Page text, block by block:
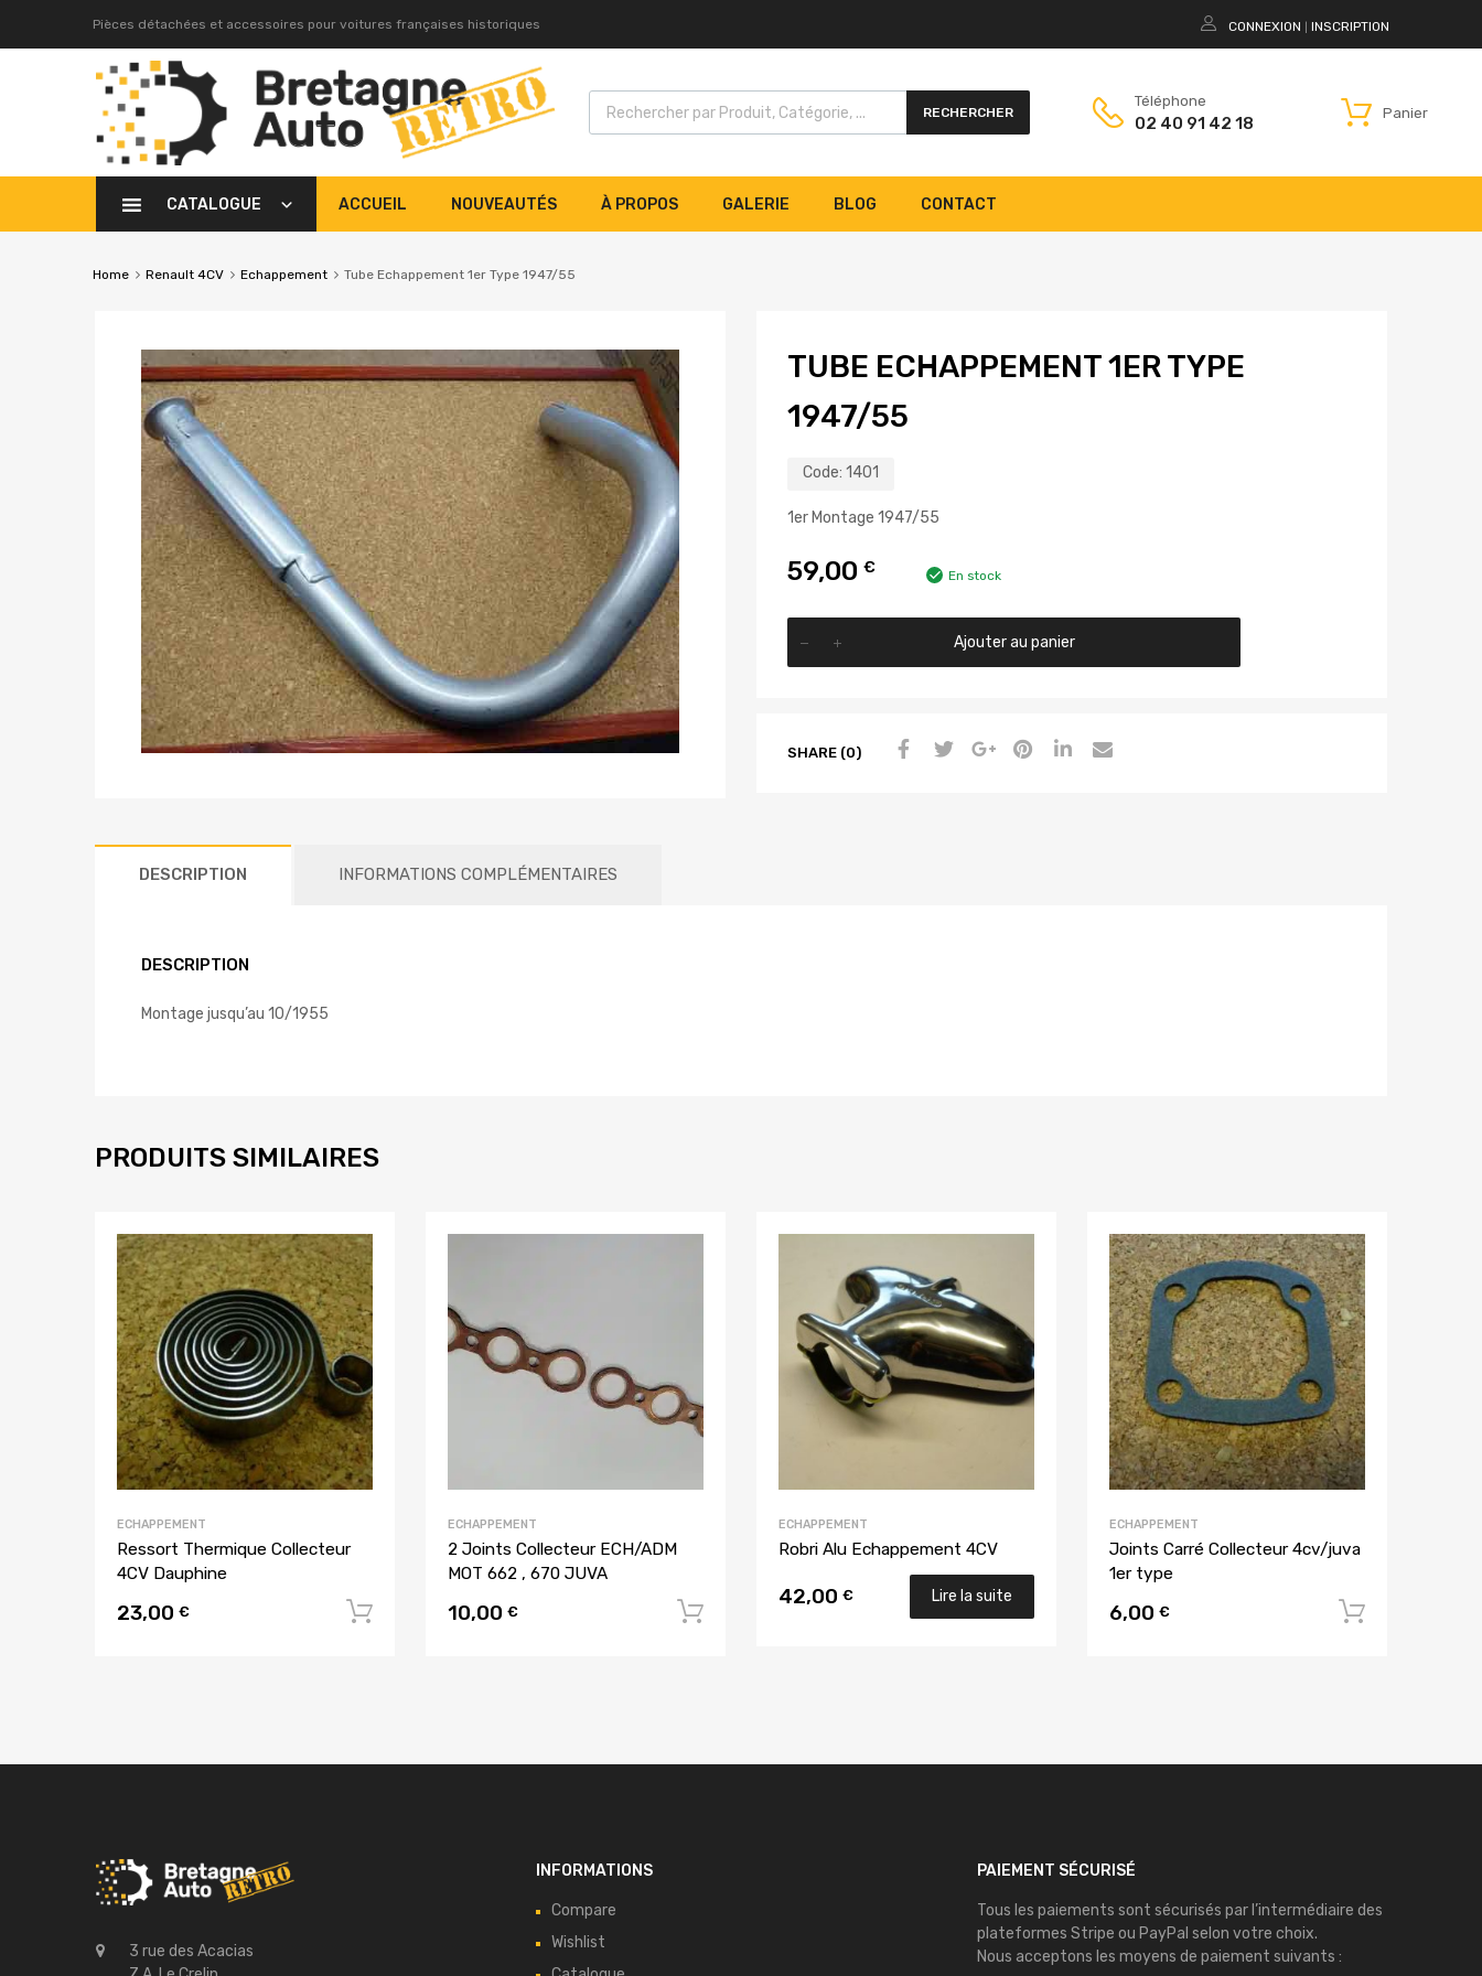
Pièces détachées et accessoires pour voitures françaises historiques CONNEXION INSCRIPTION
RECHERCHER
Téléphone
02 40 91 42 18
Panier
CATALOGUE ACCUEIL NOUVEAUTÉS À PROPOS GALERIE BLOG CONTACT
Home Renault 4CV Echappement Tube Echappement 1er Type 1947/55
TUBE ECHAPPEMENT 1ER TYPE
1947/55
Code: 1401
1er Montage 1947/55
59,00 € En stock
Ajouter au panier
SHARE (0)
DESCRIPTION INFORMATIONS COMPLÉMENTAIRES
DESCRIPTION
Montage jusqu’au 10/1955
PRODUITS SIMILAIRES
ECHAPPEMENT
Ressort Thermique Collecteur
4CV Dauphine
23,00 € Ajouter au panier
ECHAPPEMENT
2 Joints Collecteur ECH/ADM
MOT 662 , 670 JUVA
10,00 €
ECHAPPEMENT
Robri Alu Echappement 4CV
42,00 € Lire la suite
ECHAPPEMENT
Joints Carré Collecteur 4cv/juva
1er type
6,00 €
3 rue des Acacias
INFORMATIONS
Compare
Wishlist
PAIEMENT SÉCURISÉ
Tous les paiements sont sécurisés par l’intermédiaire des
plateformes Stripe ou PayPal selon votre choix.
Nous acceptons les moyens de paiement suivants :